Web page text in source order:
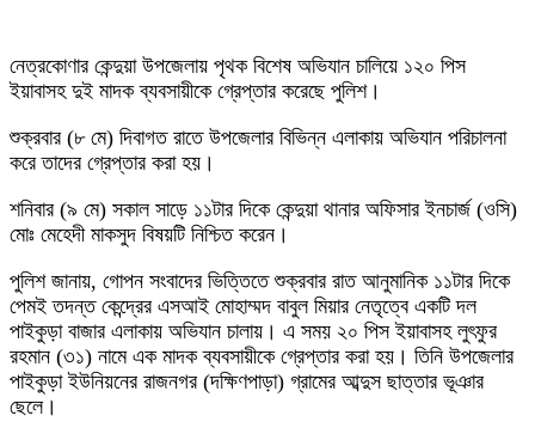
নেত্রকোণার কেন্দুয়া উপজেলায় পৃথক বিশেষ অভিযান চালিয়ে ১২০ পিস
ইয়াবাসহ দুই মাদক ব্যবসায়ীকে গ্রেপ্তার করেছে পুলিশ।
শুক্রবার (৮ মে) দিবাগত রাতে উপজেলার বিভিন্ন এলাকায় অভিযান পরিচালনা
করে তাদের গ্রেপ্তার করা হয়।
শনিবার (৯ মে) সকাল সাড়ে ১১টার দিকে কেন্দুয়া থানার অফিসার ইনচার্জ (ওসি)
মোঃ মেহেদী মাকসুদ বিষয়টি নিশ্চিত করেন।
পুলিশ জানায়, গোপন সংবাদের ভিত্তিতে শুক্রবার রাত আনুমানিক ১১টার দিকে
পেমই তদন্ত কেন্দ্রের এসআই মোহাম্মদ বাবুল মিয়ার নেতৃত্বে একটি দল
পাইকুড়া বাজার এলাকায় অভিযান চালায়। এ সময় ২০ পিস ইয়াবাসহ লুৎফুর
রহমান (৩১) নামে এক মাদক ব্যবসায়ীকে গ্রেপ্তার করা হয়। তিনি উপজেলার
পাইকুড়া ইউনিয়নের রাজনগর (দক্ষিণপাড়া) গ্রামের আব্দুস ছাত্তার ভূঞার
ছেলে।